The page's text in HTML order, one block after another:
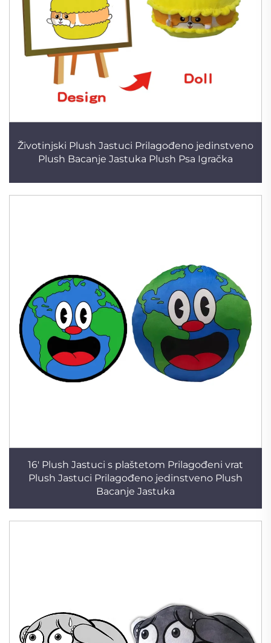
Životinjski Plush Jastuci Prilagođeno jedinstveno
Plush Bacanje Jastuka Plush Psa Igračka
16' Plush Jastuci s plaštetom Prilagođeni vrat
Plush Jastuci Prilagođeno jedinstveno Plush
Bacanje Jastuka